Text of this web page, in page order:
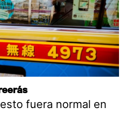
fuera normal en